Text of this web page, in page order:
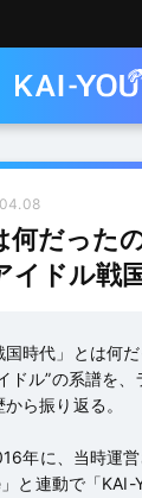
何だった
イドル戦
国時代」とは何
ドル”の系譜を
ら振り返る。
年に、当時運
と連動で「KAI-